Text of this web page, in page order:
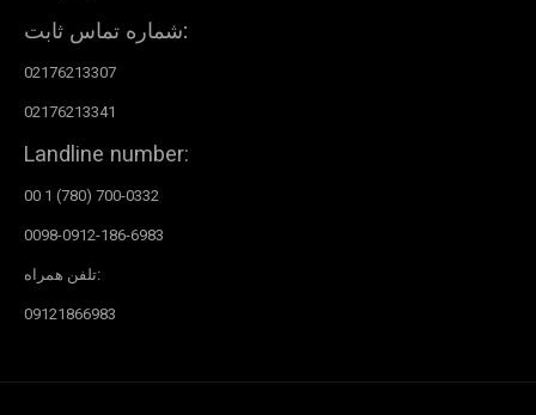
شماره تماس ثابت:
02176213307
02176213341
Landline number:
00 1 (780) 700-0332
0098-0912-186-6983
تلفن همراه:
09121866983